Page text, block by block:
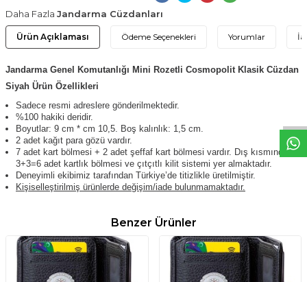
Daha Fazla Jandarma Cüzdanları
Ürün Açıklaması Ödeme Seçenekleri Yorumlar
Jandarma Genel Komutanlığı Mini Rozetli Cosmopolit Klasik Cüzdan
Siyah Ürün Özellikleri
Sadece resmi adreslere gönderilmektedir.
%100 hakiki deridir.
Boyutlar: 9 cm * cm 10,5. Boş kalınlık: 1,5 cm.
2 adet kağıt para gözü vardır.
7 adet kart bölmesi + 2 adet şeffaf kart bölmesi vardır. Dış kısmında da
3+3=6 adet kartlık bölmesi ve çıtçıtlı kilit sistemi yer almaktadır.
Deneyimli ekibimiz tarafından Türkiye’de titizlikle üretilmiştir.
Kişiselleştirilmiş ürünlerde değişim/iade bulunmamaktadır.
Benzer Ürünler